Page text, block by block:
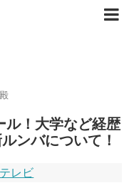
ル！大学など経歴
ンバについて！
テレビ